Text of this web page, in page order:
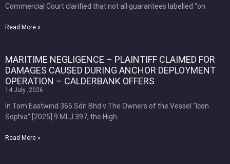
Commercial Court clarified that not all guarantees labelled “on
Read More »
MARITIME NEGLIGENCE – PLAINTIFF CLAIMED FOR
DAMAGES CAUSED DURING ANCHOR DEPLOYMENT
OPERATION – CALDERBANK OFFERS
14 July ,2026
In Tom Eastwind 365 Sdn Bhd v The Owners of the Vessel “Icon
Sophia” [2025] 9 MLJ 397, the High
Read More »